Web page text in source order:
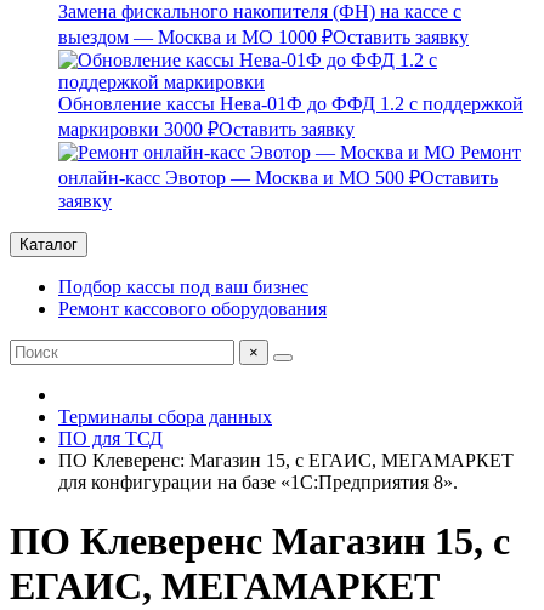
Замена фискального накопителя (ФН) на кассе с
выездом — Москва и МО 1000 ₽Оставить заявку
Обновление кассы Нева-01Ф до ФФД 1.2 с поддержкой
маркировки 3000 ₽Оставить заявку
Ремонт
онлайн-касс Эвотор — Москва и МО 500 ₽Оставить
заявку
Каталог
Подбор кассы под ваш бизнес
Ремонт кассового оборудования
×
Терминалы сбора данных
ПО для ТСД
ПО Клеверенс: Магазин 15, с ЕГАИС, МЕГАМАРКЕТ
для конфигурации на базе «1С:Предприятия 8».
ПО Клеверенс Магазин 15, с
ЕГАИС, МЕГАМАРКЕТ